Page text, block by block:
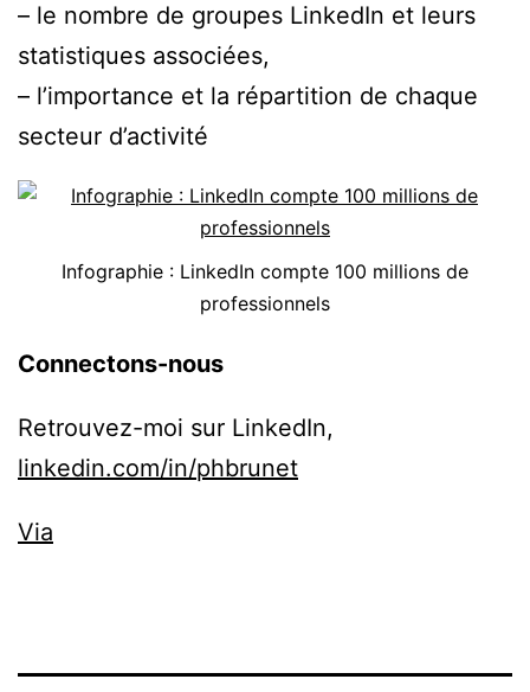
– le nombre de groupes LinkedIn et leurs
statistiques associées,
– l’importance et la répartition de chaque
secteur d’activité
Infographie : LinkedIn compte 100 millions de
professionnels
Connectons-nous
Retrouvez-moi sur LinkedIn,
linkedin.com/in/phbrunet
Via